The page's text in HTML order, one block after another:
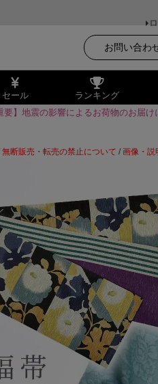
お問い合わ
セール ランキング
要】地震の影響によるお荷物のお届け
無断販売・転売の禁止について / 画像・説